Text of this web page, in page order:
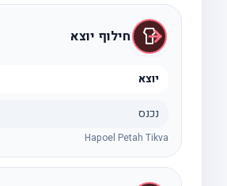
חילוף יוצא
יוצא
נכנס
Hapoel Petah Tikva